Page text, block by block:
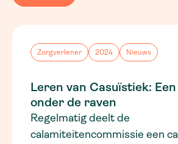
Zorgverlener 2024 Nieuws
Leren van Casuïstiek:
onder de raven
Regelmatig deelt de
calamiteitencommissie een